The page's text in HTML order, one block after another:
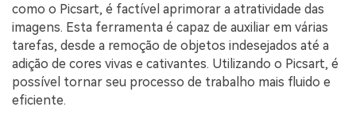
como o Picsart, é factível aprimorar a atratividade das
imagens. Esta ferramenta é capaz de auxiliar em várias
tarefas, desde a remoção de objetos indesejados até a
adição de cores vivas e cativantes. Utilizando o Picsart, é
possível tornar seu processo de trabalho mais fluido e
eficiente.